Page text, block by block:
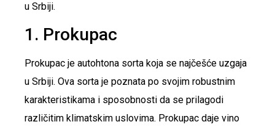
u Srbiji.
1. Prokupac
Prokupac je autohtona sorta koja se najčešće uzgaja
u Srbiji. Ova sorta je poznata po svojim robustnim
karakteristikama i sposobnosti da se prilagodi
različitim klimatskim uslovima. Prokupac daje vino